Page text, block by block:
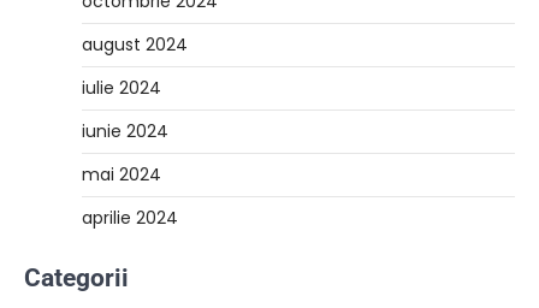
august 2024
iulie 2024
iunie 2024
mai 2024
aprilie 2024
Categorii